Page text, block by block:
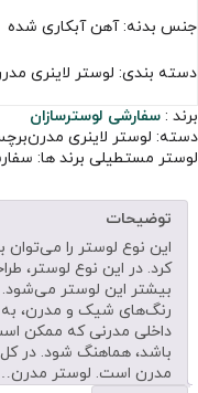
جنس بدنه: آهن آبکاری شده
دسته بندی: لوستر لاینری
برند : سفارشی لوسترسازان
دسته: لوستر لاینری مدرن
لوستر مستطیلی برند ها:
توضیحات
این نوع لوستر را
کرد. در این نوع لوستر،
بیشتر این لوستر می‌شود.
رنگ‌های شیک و مدرن، به
داخلی مدرنی که ممکن
باشد، هماهنگ شود. در
مدرن است. لوستر